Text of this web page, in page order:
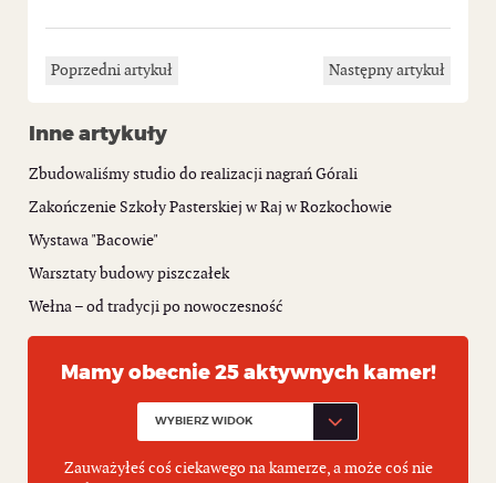
Poprzedni artykuł Następny artykuł
Inne artykuły
Zbudowaliśmy studio do realizacji nagrań Górali
Zakończenie Szkoły Pasterskiej w Raj w Rozkochowie
Wystawa "Bacowie"
Warsztaty budowy piszczałek
Wełna – od tradycji po nowoczesność
Mamy obecnie 25 aktywnych kamer!
Zauważyłeś coś ciekawego na kamerze, a może coś nie